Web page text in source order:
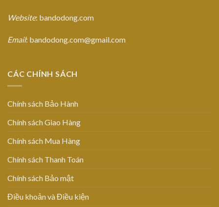
Website: bandodong.com
Email: bandodong.com@gmail.com
CÁC CHÍNH SÁCH
Chính sách Bảo Hành
Chính sách Giao Hàng
Chính sách Mua Hàng
Chính sách Thanh Toán
Chính sách Bảo mật
Điều khoản và Điều kiện